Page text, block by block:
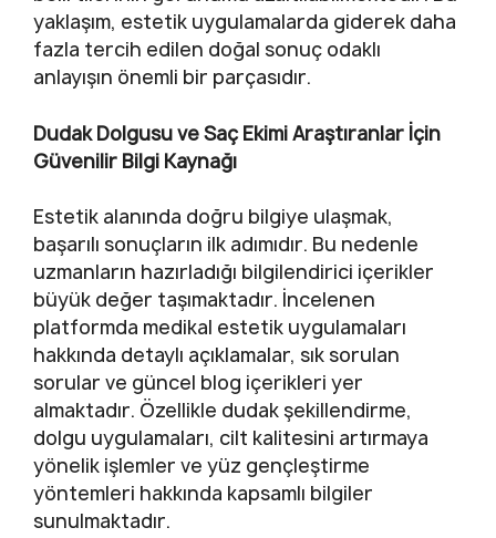
yaklaşım, estetik uygulamalarda giderek daha
fazla tercih edilen doğal sonuç odaklı
anlayışın önemli bir parçasıdır.
Dudak Dolgusu ve Saç Ekimi Araştıranlar İçin
Güvenilir Bilgi Kaynağı
Estetik alanında doğru bilgiye ulaşmak,
başarılı sonuçların ilk adımıdır. Bu nedenle
uzmanların hazırladığı bilgilendirici içerikler
büyük değer taşımaktadır. İncelenen
platformda medikal estetik uygulamaları
hakkında detaylı açıklamalar, sık sorulan
sorular ve güncel blog içerikleri yer
almaktadır. Özellikle dudak şekillendirme,
dolgu uygulamaları, cilt kalitesini artırmaya
yönelik işlemler ve yüz gençleştirme
yöntemleri hakkında kapsamlı bilgiler
sunulmaktadır.